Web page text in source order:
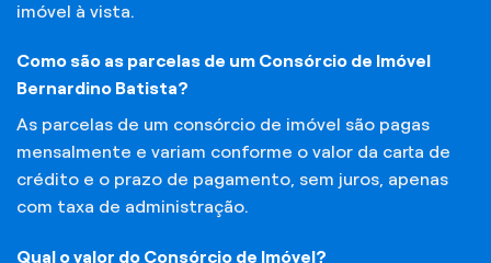
imóvel à vista.
Como são as parcelas de um Consórcio de Imóvel
Bernardino Batista?
As parcelas de um consórcio de imóvel são pagas
mensalmente e variam conforme o valor da carta de
crédito e o prazo de pagamento, sem juros, apenas
com taxa de administração.
Qual o valor do Consórcio de Imóvel?